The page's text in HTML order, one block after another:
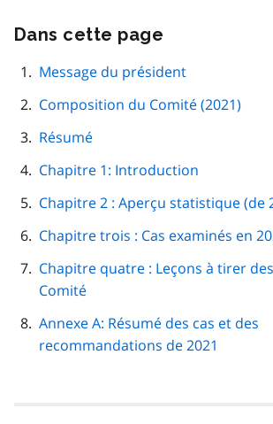
Dans cette page
navigation
page
Message du président
Composition du Comité (2021)
Résumé
Chapitre 1: Introduction
Chapitre 2 : Aperçu statistique (de
Chapitre trois : Cas examinés en
Chapitre quatre : Leçons à tirer
Comité
Annexe A: Résumé des cas et des
recommandations de 2021